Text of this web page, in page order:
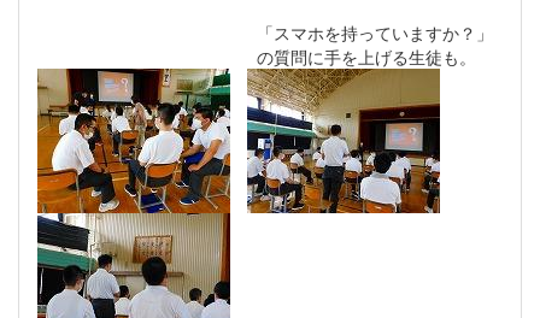
「スマホを持っていますか？」
の質問に手を上げる生徒も。